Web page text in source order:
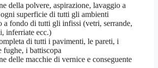
della polvere, aspirazione, lavaggio a
superficie di tutti gli ambienti
a fondo di tutti gli infissi (vetri, serrande,
inferriate ecc.)
di tutti i pavimenti, le pareti, i
fughe, i battiscopa
delle macchie di vernice e conseguente